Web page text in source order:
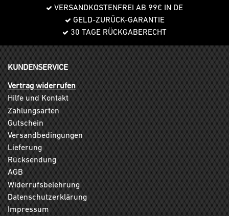
VERSANDKOSTENFREI AB 99€ IN DE
GELD-ZURÜCK-GARANTIE
30 TAGE RÜCKGABERECHT
KUNDENSERVICE
Vertrag widerrufen
Hilfe und Kontakt
Zahlungsarten
Gutschein
Versandbedingungen
Lieferung
Rücksendung
AGB
Widerrufsbelehrung
Datenschutzerklärung
Impressum